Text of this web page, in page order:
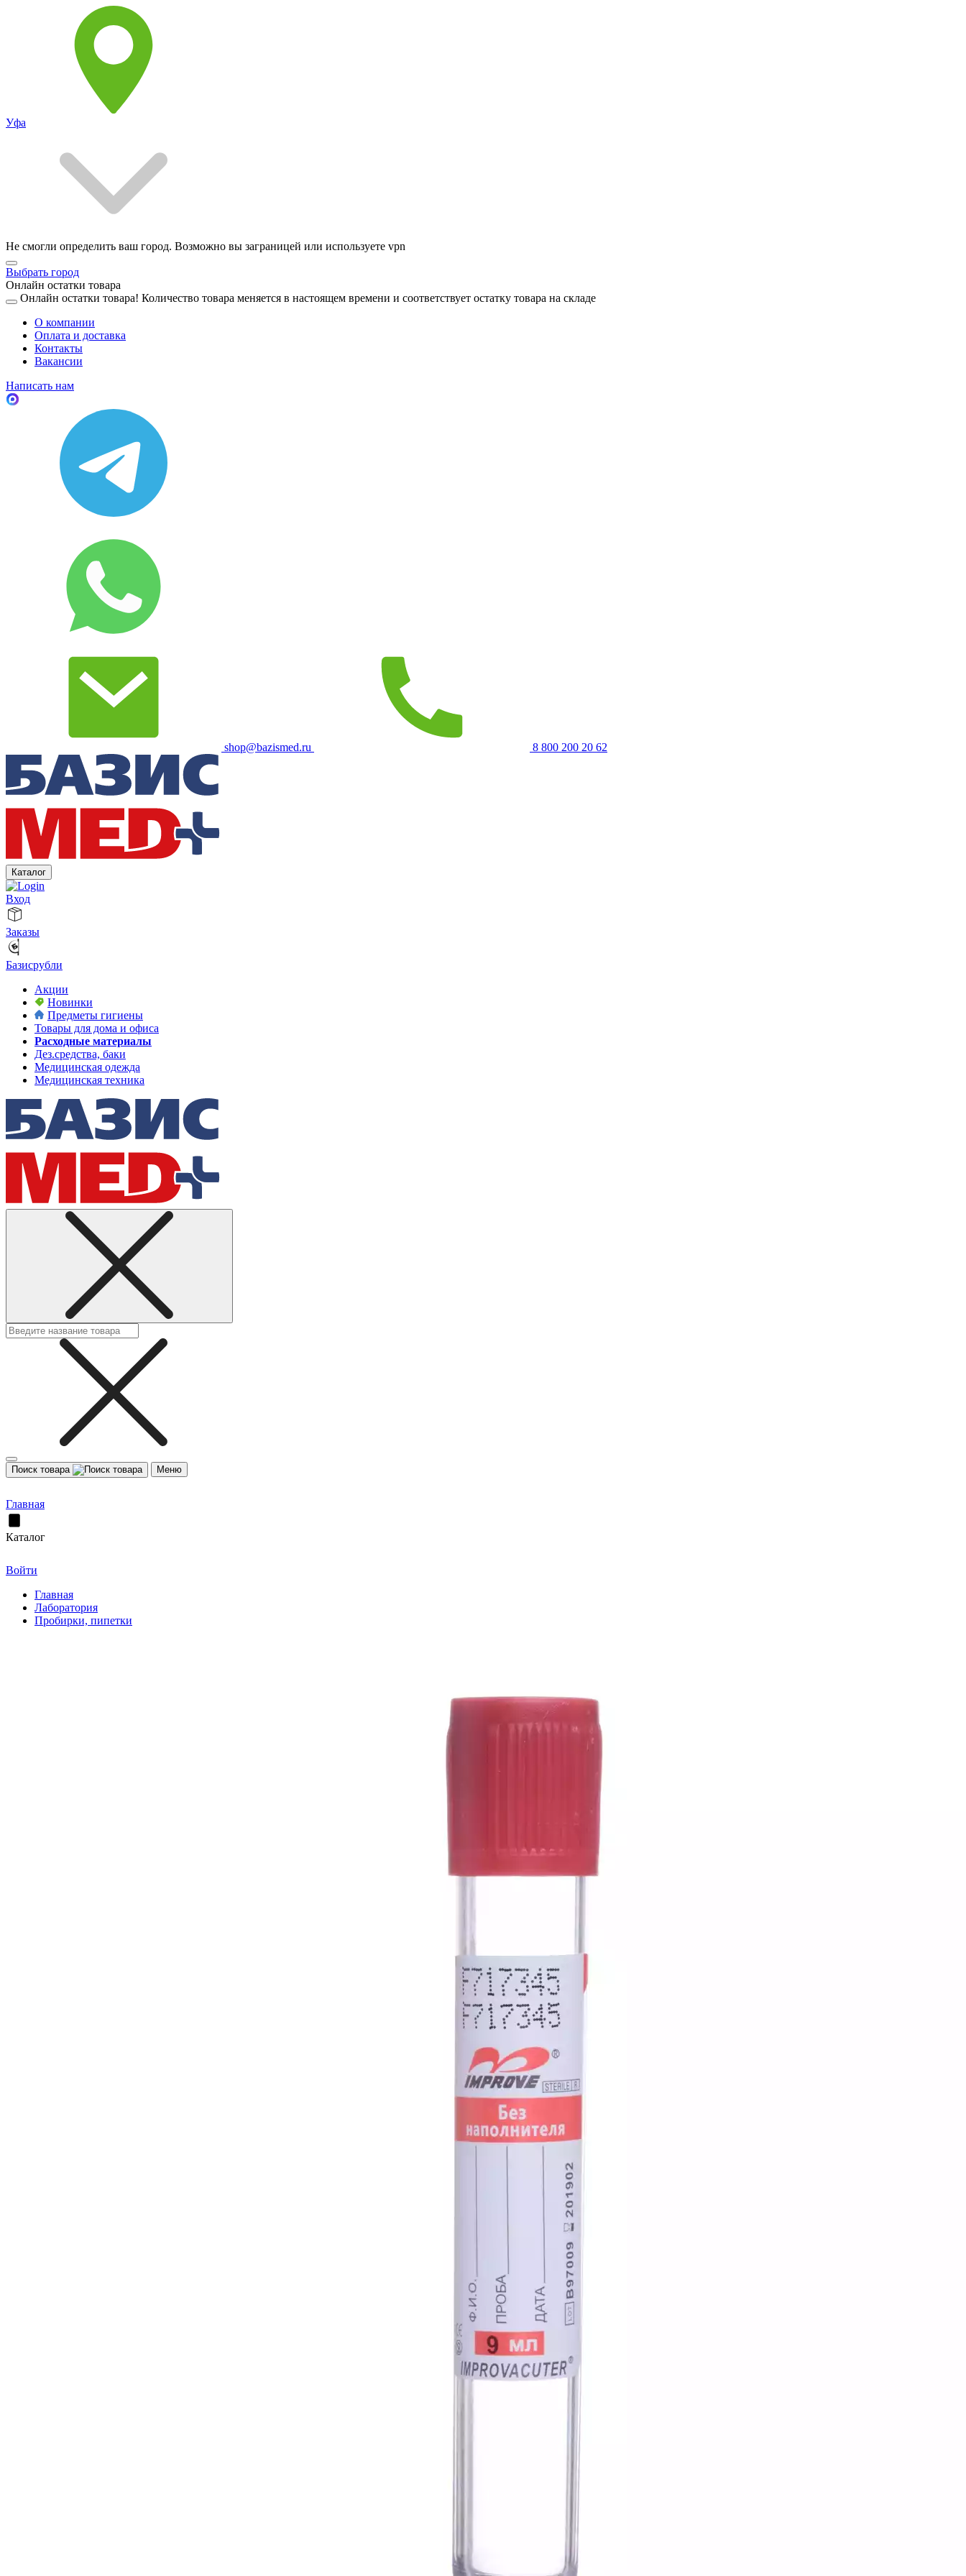
Уфа
Не смогли определить ваш город. Возможно вы заграницей или используете vpn
Выбрать город
Онлайн остатки товара
Онлайн остатки товара! Количество товара меняется в настоящем времени и соответствует остатку товара на складе
О компании
Оплата и доставка
Контакты
Вакансии
Написать нам
shop@bazismed.ru 8 800 200 20 62
Каталог
Вход
Заказы
Базисрубли
Акции
Новинки
Предметы гигиены
Товары для дома и офиса
Расходные материалы
Дез.средства, баки
Медицинская одежда
Медицинская техника
Поиск товара Меню
Главная
Каталог
Войти
Главная
Лаборатория
Пробирки, пипетки